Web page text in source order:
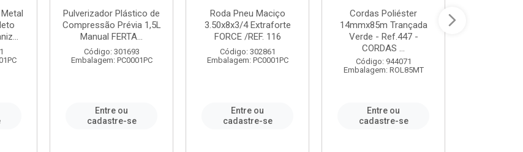
Pulverizador Plástico de
Compressão Prévia 1,5L
Manual FERTA...
Código: 301693
Embalagem: PC0001PC
Entre ou
cadastre-se
Roda Pneu Maciço
3.50x8x3/4 Extraforte
FORCE /REF. 116
Código: 302861
Embalagem: PC0001PC
Entre ou
cadastre-se
Cordas Poliéster
14mmx85m Trançada
Verde - Ref.447 -
CORDAS ...
Código: 944071
Embalagem: ROL85MT
Entre ou
cadastre-se